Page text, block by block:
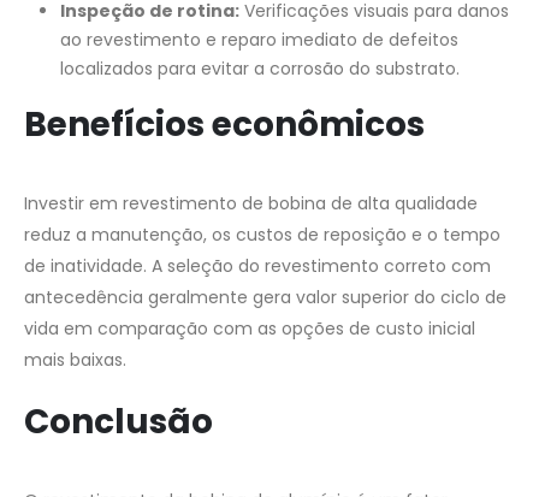
Inspeção de rotina:Verificações visuais para danos
ao revestimento e reparo imediato de defeitos
localizados para evitar a corrosão do substrato.
Benefícios econômicos
Investir em revestimento de bobina de alta qualidade
reduz a manutenção, os custos de reposição e o tempo
de inatividade. A seleção do revestimento correto com
antecedência geralmente gera valor superior do ciclo de
vida em comparação com as opções de custo inicial
mais baixas.
Conclusão